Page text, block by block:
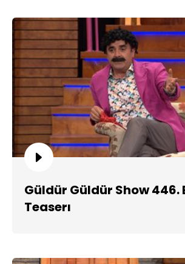
Güldür Güldür Show 446.
Teaserı